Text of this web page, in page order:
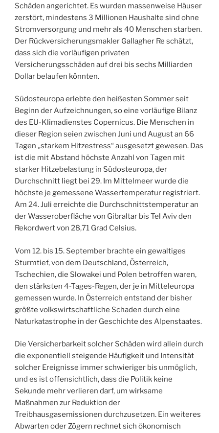
Schäden angerichtet. Es wurden massenweise Häuser
zerstört, mindestens 3 Millionen Haushalte sind ohne
Stromversorgung und mehr als 40 Menschen starben.
Der Rückversicherungsmakler Gallagher Re schätzt,
dass sich die vorläufigen privaten
Versicherungsschäden auf drei bis sechs Milliarden
Dollar belaufen könnten.
Südosteuropa erlebte den heißesten Sommer seit
Beginn der Aufzeichnungen, so eine vorläufige Bilanz
des EU-Klimadienstes Copernicus. Die Menschen in
dieser Region seien zwischen Juni und August an 66
Tagen „starkem Hitzestress“ ausgesetzt gewesen. Das
ist die mit Abstand höchste Anzahl von Tagen mit
starker Hitzebelastung in Südosteuropa, der
Durchschnitt liegt bei 29. Im Mittelmeer wurde die
höchste je gemessene Wassertemperatur registriert.
Am 24. Juli erreichte die Durchschnittstemperatur an
der Wasseroberfläche von Gibraltar bis Tel Aviv den
Rekordwert von 28,71 Grad Celsius.
Vom 12. bis 15. September brachte ein gewaltiges
Sturmtief, von dem Deutschland, Österreich,
Tschechien, die Slowakei und Polen betroffen waren,
den stärksten 4-Tages-Regen, der je in Mitteleuropa
gemessen wurde. In Österreich entstand der bisher
größte volkswirtschaftliche Schaden durch eine
Naturkatastrophe in der Geschichte des Alpenstaates.
Die Versicherbarkeit solcher Schäden wird allein durch
die exponentiell steigende Häufigkeit und Intensität
solcher Ereignisse immer schwieriger bis unmöglich,
und es ist offensichtlich, dass die Politik keine
Sekunde mehr verlieren darf, um wirksame
Maßnahmen zur Reduktion der
Treibhausgasemissionen durchzusetzen. Ein weiteres
Abwarten oder Zögern rechnet sich ökonomisch